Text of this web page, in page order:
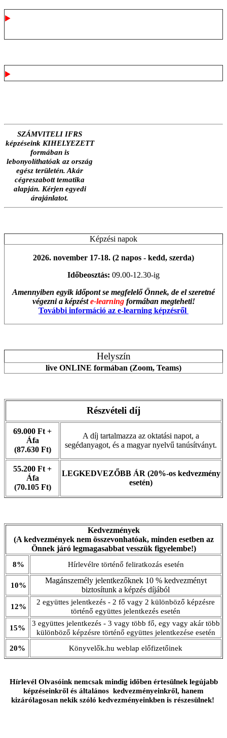
SZÁMVITELI IFRS
képzéseink KIHELYEZETT
formában is
lebonyolíthatóak az ország
egész területén. Akár
cégreszabott tematika
alapján. Kérjen egyedi
árajánlatot.
Képzési napok
2026. november 17-18. (2 napos - kedd, szerda)
Időbeosztás: 09.00-12.30-ig
Amennyiben egyik időpont se megfelelő Önnek, de el szeretné
végezni a képzéste-learningformában megteheti!
További információ az e-learning képzésről
Helyszín
live ONLINE formában (Zoom, Teams)
Részvételi díj
69.000 Ft +
Áfa
(87.630 Ft)
A díj tartalmazza az oktatási napot, a
segédanyagot, és a magyar nyelvű tanúsítványt.
55.200 Ft +
Áfa
(70.105 Ft)
LEGKEDVEZŐBB ÁR (20%-os kedvezmény
esetén)
Kedvezmények
(A kedvezmények nem összevonhatóak, minden esetben az
Önnek járó legmagasabbat vesszük figyelembe!)
8% Hírlevélre történő feliratkozás esetén
10%
Magánszemély jelentkezőknek 10 % kedvezményt
biztosítunk a képzés díjából
12%
2 együttes jelentkezés - 2 fő vagy 2 különböző képzésre
történő együttes jelentkezés esetén
15%
3 együttes jelentkezés - 3 vagy több fő, egy vagy akár több
különböző képzésre történő együttes jelentkezése esetén
20%
Könyvelők.hu weblap előfizetőinek
Hírlevél Olvasóink nemcsak mindig időben értesülnek legújabb
képzéseinkről és általános kedvezményeinkről, hanem
kizárólagosan nekik szóló kedvezményeinkben is részesülnek!